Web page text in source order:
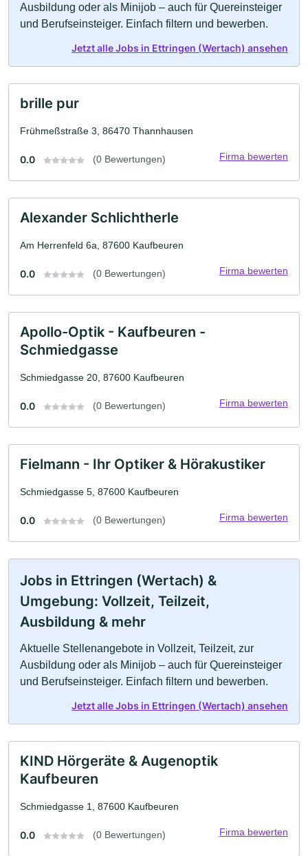
Ausbildung oder als Minijob – auch für Quereinsteiger
und Berufseinsteiger. Einfach filtern und bewerben.
Jetzt alle Jobs in Ettringen (Wertach) ansehen
brille pur
Frühmeßstraße 3, 86470 Thannhausen
0.0 (0 Bewertungen) Firma bewerten
Alexander Schlichtherle
Am Herrenfeld 6a, 87600 Kaufbeuren
0.0 (0 Bewertungen) Firma bewerten
Apollo-Optik - Kaufbeuren -
Schmiedgasse
Schmiedgasse 20, 87600 Kaufbeuren
0.0 (0 Bewertungen) Firma bewerten
Fielmann - Ihr Optiker & Hörakustiker
Schmiedgasse 5, 87600 Kaufbeuren
0.0 (0 Bewertungen) Firma bewerten
Jobs in Ettringen (Wertach) &
Umgebung: Vollzeit, Teilzeit,
Ausbildung & mehr
Aktuelle Stellenangebote in Vollzeit, Teilzeit, zur
Ausbildung oder als Minijob – auch für Quereinsteiger
und Berufseinsteiger. Einfach filtern und bewerben.
Jetzt alle Jobs in Ettringen (Wertach) ansehen
KIND Hörgeräte & Augenoptik
Kaufbeuren
Schmiedgasse 1, 87600 Kaufbeuren
0.0 (0 Bewertungen) Firma bewerten